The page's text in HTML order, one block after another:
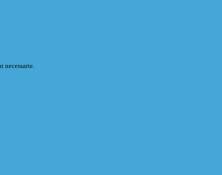
necessarie.